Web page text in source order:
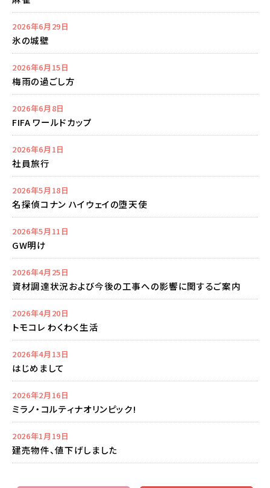
2026年6月29日
氷の城壁
2026年6月15日
梅雨の過ごし方
2026年6月8日
FIFA ワールドカップ
2026年6月1日
社員旅行
2026年5月18日
名探偵コナン ハイウェイの堕天使
2026年5月11日
GW明け
2026年4月25日
資材調達状況および今後の工事への影響に関するご案内
2026年4月20日
トモコレ わくわく生活
2026年4月13日
はじめまして
2026年2月16日
ミラノ・コルティナオリンピック!
2026年1月19日
建売物件、値下げしました